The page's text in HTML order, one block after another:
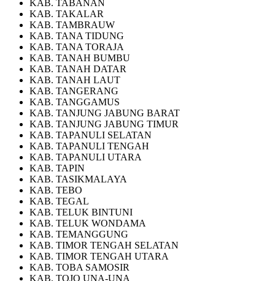
KAB. TABANAN
KAB. TAKALAR
KAB. TAMBRAUW
KAB. TANA TIDUNG
KAB. TANA TORAJA
KAB. TANAH BUMBU
KAB. TANAH DATAR
KAB. TANAH LAUT
KAB. TANGERANG
KAB. TANGGAMUS
KAB. TANJUNG JABUNG BARAT
KAB. TANJUNG JABUNG TIMUR
KAB. TAPANULI SELATAN
KAB. TAPANULI TENGAH
KAB. TAPANULI UTARA
KAB. TAPIN
KAB. TASIKMALAYA
KAB. TEBO
KAB. TEGAL
KAB. TELUK BINTUNI
KAB. TELUK WONDAMA
KAB. TEMANGGUNG
KAB. TIMOR TENGAH SELATAN
KAB. TIMOR TENGAH UTARA
KAB. TOBA SAMOSIR
KAB. TOJO UNA-UNA